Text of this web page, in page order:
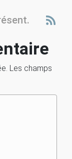
Les champs